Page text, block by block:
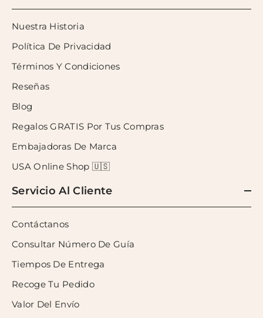
Nuestra Historia
Política De Privacidad
Términos Y Condiciones
Reseñas
Blog
Regalos GRATIS Por Tus Compras
Embajadoras De Marca
USA Online Shop 🇺🇸
Servicio Al Cliente
Contáctanos
Consultar Número De Guía
Tiempos De Entrega
Recoge Tu Pedido
Valor Del Envío